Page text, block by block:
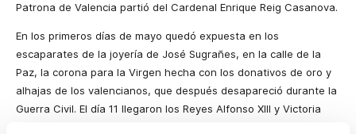
Patrona de Valencia partió del Cardenal Enrique Reig Casanova.
En los primeros días de mayo quedó expuesta en los
escaparates de la joyería de José Sugrañes, en la calle de la
Paz, la corona para la Virgen hecha con los donativos de oro y
alhajas de los valencianos, que después desapareció durante la
Guerra Civil. El día 11 llegaron los Reyes Alfonso XIII y Victoria